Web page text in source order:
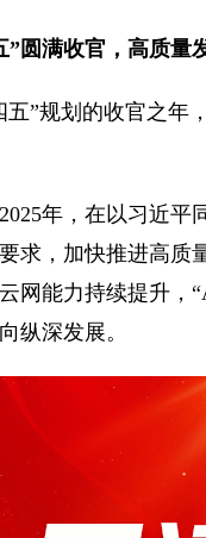
”圆满收官，高质量
五”规划的收官之
年，在以习近
求，加快推进高质
网能力持续提升，
纵深发展。